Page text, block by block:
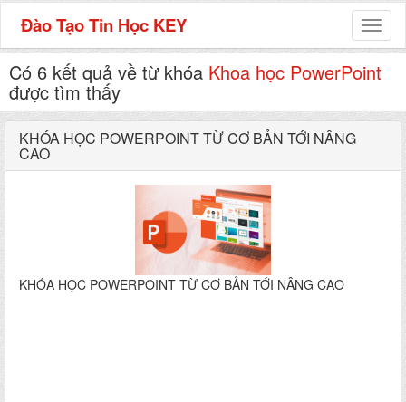
Đào Tạo Tin Học KEY
Có 6 kết quả về từ khóa Khoa học PowerPoint
được tìm thấy
KHÓA HỌC POWERPOINT TỪ CƠ BẢN TỚI NÂNG
CAO
KHÓA HỌC POWERPOINT TỪ CƠ BẢN TỚI NÂNG CAO